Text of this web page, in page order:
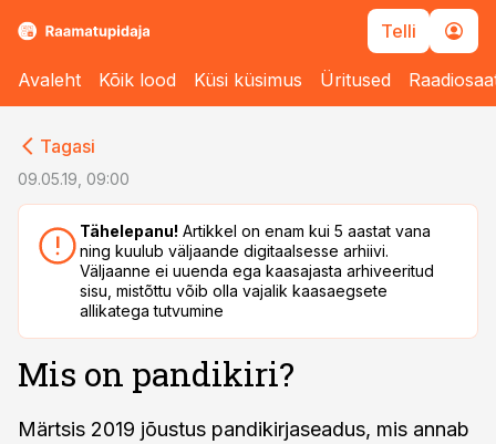
Telli
Avaleht Kõik lood Küsi küsimus Üritused
Tagasi
09.05.19, 09:00
Tähelepanu! Artikkel on enam kui 5 aastat vana
ning kuulub väljaande digitaalsesse arhiivi.
Väljaanne ei uuenda ega kaasajasta arhiveeritud
sisu, mistõttu võib olla vajalik kaasaegsete
allikatega tutvumine
Mis on pandikiri?
Märtsis 2019 jõustus pandikirjaseadus, mis annab